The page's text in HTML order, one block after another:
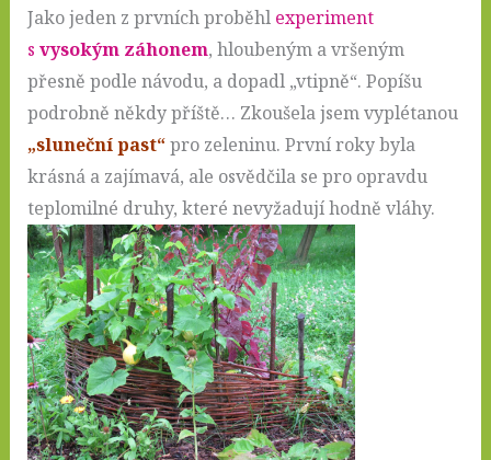
Jako jeden z prvních proběhl experiment
s vysokým záhonem, hloubeným a vršeným
přesně podle návodu, a dopadl „vtipně“. Popíšu
podrobně někdy příště… Zkoušela jsem vyplétanou
„sluneční past“pro zeleninu. První roky byla
krásná a zajímavá, ale osvědčila se pro opravdu
teplomilné druhy, které nevyžadují hodně vláhy.